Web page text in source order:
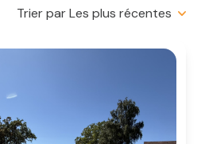
Trier par Les plus récentes